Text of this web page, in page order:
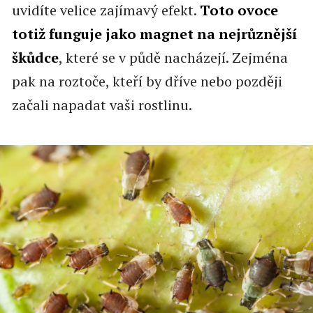
uvidíte velice zajímavý efekt. Toto ovoce
totiž funguje jako magnet na nejrůznější
škůdce, které se v půdě nacházejí. Zejména
pak na roztoče, kteří by dříve nebo později
začali napadat vaši rostlinu.